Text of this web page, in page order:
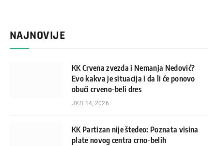
NAJNOVIJE
KK Crvena zvezda i Nemanja Nedović?
Evo kakva je situacija i da li će ponovo
obući crveno-beli dres
ЈУЛ 14, 2026
KK Partizan nije štedeo: Poznata visina
plate novog centra crno-belih